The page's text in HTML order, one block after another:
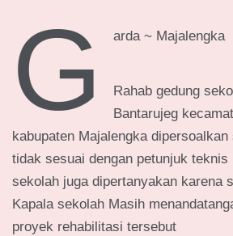
g arda ~ Majalengka
Rahab gedung
Bantarujeg
kabupaten Majalengka
tidak sesuai dengan petunjuk teknis
sekolah juga dipertanyakan karena
Kapala sekolah Masih
proyek rehabilitasi tersebut